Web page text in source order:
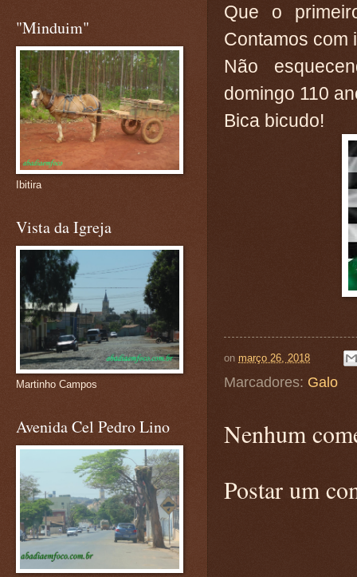
Que o
Contamos com
Não
domingo 110
Bica bicudo!
on março 26, 2018
Marcadores: Galo
Nenhum
Postar um
"Minduim"
Ibitira
Vista da Igreja
Martinho Campos
Avenida Cel Pedro Lino